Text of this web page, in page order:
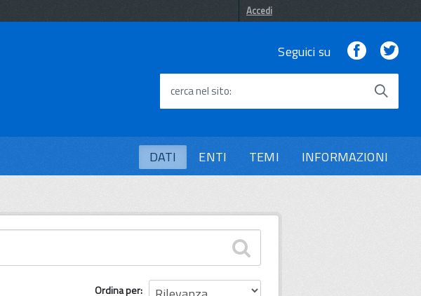
Accedi
Seguici su Facebook
cerca nel sito
DATI ENTI TEMI INFORMAZIONI
Ordina per